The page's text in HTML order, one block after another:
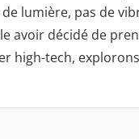
de lumière, pas de
avoir décidé de
high-tech,